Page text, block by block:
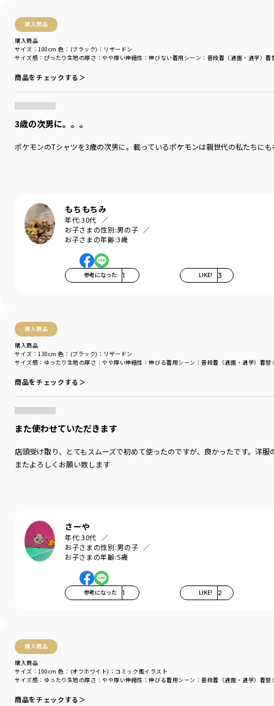
購入商品
購入商品
サイズ感 ：ぴったり 生地の厚さ ：やや厚い伸縮性 ：伸びない着用シーン ：普段着（通園・通学）着
サイズ：100cm 色：(ブラック)：リザードン
商品をチェックする＞
3歳の次男に。。。
ポケモンのTシャツを3歳の次男に。載っているポケモンは親世代の私たちに
もちもちみ
年代:30代
お子さまの性別:男の子
お子さまの年齢:3歳
参考になった 1 LIKE! 3
購入商品
購入商品
サイズ感 ：ゆったり 生地の厚さ ：やや厚い伸縮性 ：伸びる着用シーン ：普段着（通園・通学） 着替
サイズ：130cm 色：(ブラック)：リザードン
商品をチェックする＞
また使わせていただきます
店頭受け取り、とてもスムーズで初めて使ったのですが、良かったです。洋
またよろしくお願い致します
さーや
年代:30代
お子さまの性別:男の子
お子さまの年齢:5歳
参考になった 1 LIKE! 2
購入商品
購入商品
サイズ感 ：ゆったり 生地の厚さ ：やや厚い伸縮性 ：伸びる着用シーン ：普段着（通園・通学） 着替
サイズ：100cm 色：(オフホワイト)：コミック風イラスト
商品をチェックする＞
BK（ブラック）：リザードン
MIX（ブラック）：パルデア御三家進化
OW（オフホワイト）：コミック風イラスト
おうちの中でも一緒にいたいキミには
品番11-4548-009【Pokemon/ポケットモンスター（ポケモン）】
ルームウェア パジャマもおすすめです！
-----
伸縮性：あり
着用イメージ/カラー：ピンク
ブランド
branshes
シーズン
アウトレット
カテゴリ
／トップス>半袖Tシャツ・タンクトップ
カラー
／ピンク
11-4506-008